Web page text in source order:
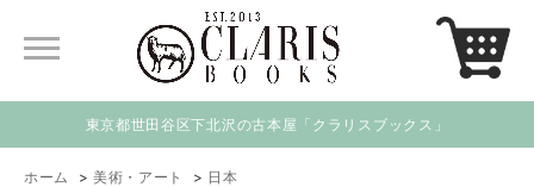
東京都世田谷区下北沢の古本屋「クラリスブックス」
ホーム > 美術・アート > 日本